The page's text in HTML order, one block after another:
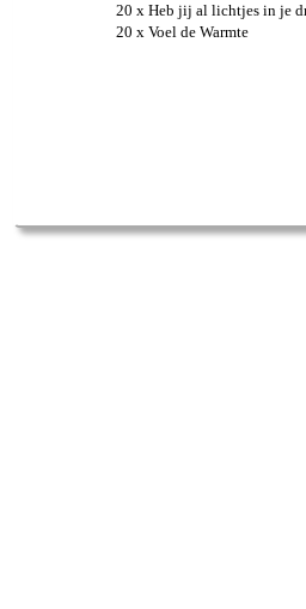
20 x Heb jij al lichtjes in je
20 x Voel de Warmte